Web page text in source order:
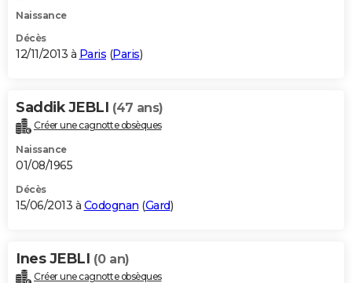
Naissance
Décès
12/11/2013 à Paris (Paris)
Saddik JEBLI (47 ans)
Créer une cagnotte obsèques
Naissance
01/08/1965
Décès
15/06/2013 à Codognan (Gard)
Ines JEBLI (0 an)
Créer une cagnotte obsèques